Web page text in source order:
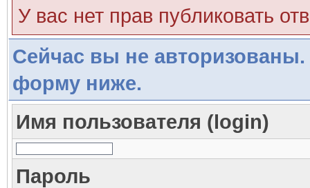
У вас нет прав публиковать
Сейчас вы не авторизованы.
форму ниже.
Имя пользователя (login)
Пароль